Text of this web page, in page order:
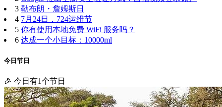
3 勒布朗・詹姆斯日
4 7月24日，724运维节
5 你有使用本地免费 WiFi 服务吗？
6 达成一个小目标：10000ml
今日节日
🎉 今日有1个节日